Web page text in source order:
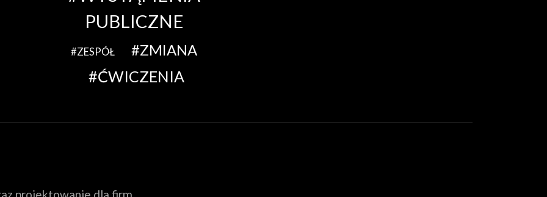
PUBLICZNE
ZESPÓŁ ZMIANA
ĆWICZENIA